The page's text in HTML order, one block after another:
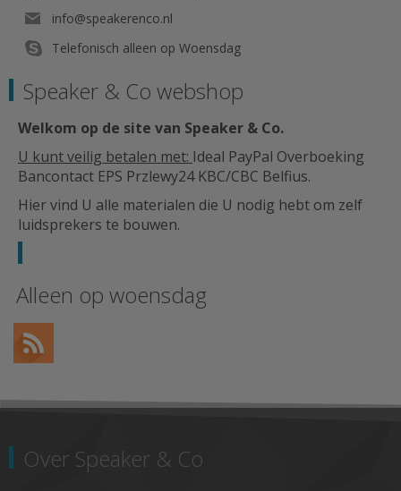
info@speakerenco.nl
Telefonisch alleen op Woensdag
Speaker & Co webshop
Welkom op de site van Speaker & Co.
U kunt veilig betalen met: Ideal PayPal Overboeking
Bancontact EPS Przlewy24 KBC/CBC Belfius.
Hier vind U alle materialen die U nodig hebt om zelf
luidsprekers te bouwen.
Alleen op woensdag
Over Speaker & Co